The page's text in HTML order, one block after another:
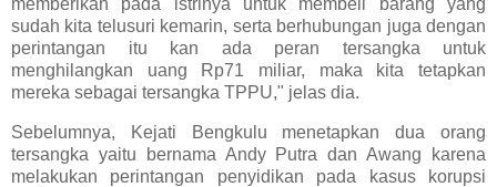
sudah kita telusuri kemarin, serta berhubungan juga dengan
perintangan itu kan ada peran tersangka untuk
menghilangkan uang Rp71 miliar, maka kita tetapkan
mereka sebagai tersangka TPPU," jelas dia.
Sebelumnya, Kejati Bengkulu menetapkan dua orang
tersangka yaitu bernama Andy Putra dan Awang karena
melakukan perintangan penyidikan pada kasus korupsi